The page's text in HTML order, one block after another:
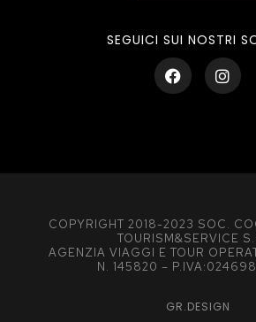
SEGUICI SUI NOSTRI
COPYRIGHT 2018-2023 SOC.
TOURISM&SERVICE
AGENZIA VIAGGI E TOUR
N. 145820 –
GR.DESIGN